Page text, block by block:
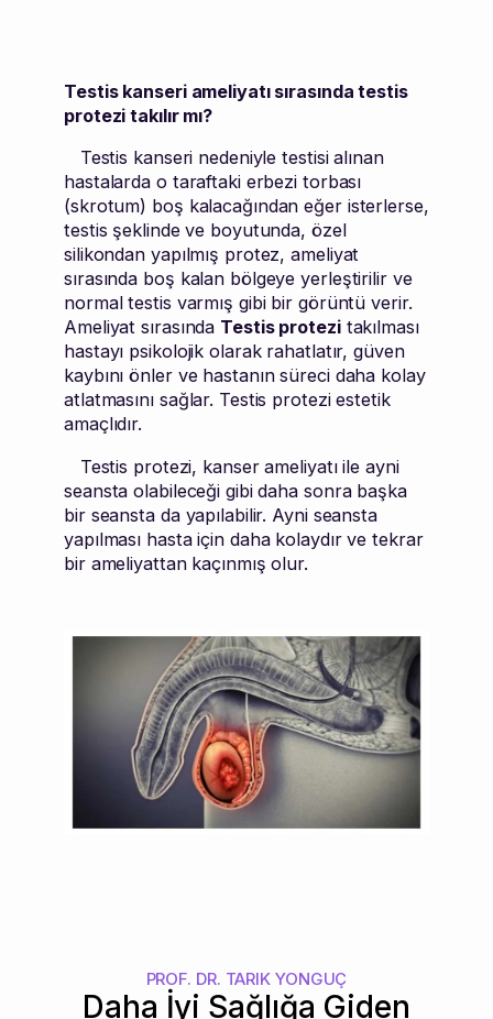
Testis kanseri ameliyatı sırasında testis
protezi takılır mı?
Testis kanseri nedeniyle testisi alınan
hastalarda o taraftaki erbezi torbası
(skrotum) boş kalacağından eğer isterlerse,
testis şeklinde ve boyutunda, özel
silikondan yapılmış protez, ameliyat
sırasında boş kalan bölgeye yerleştirilir ve
normal testis varmış gibi bir görüntü verir.
Ameliyat sırasında Testis protezitakılması
hastayı psikolojik olarak rahatlatır, güven
kaybını önler ve hastanın süreci daha kolay
atlatmasını sağlar. Testis protezi estetik
amaçlıdır.
Testis protezi, kanser ameliyatı ile ayni
seansta olabileceği gibi daha sonra başka
bir seansta da yapılabilir. Ayni seansta
yapılması hasta için daha kolaydır ve tekrar
bir ameliyattan kaçınmış olur.
PROF. DR. TARIK YONGUÇ
Daha İyi Sağlığa Giden